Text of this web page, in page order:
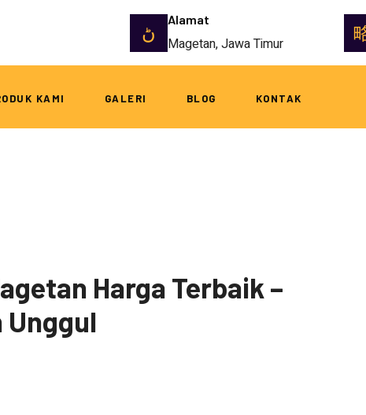
Alamat
Magetan, Jawa Timur
KAMI GALERI BLOG KONTAK
Harga Terbaik –
Unggul